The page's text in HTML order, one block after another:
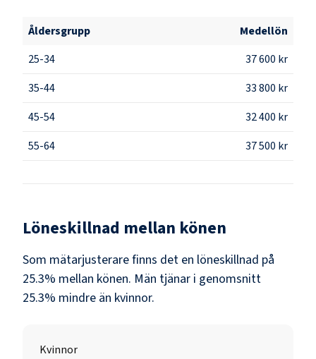
Åldersgrupp
Medellön
25-34
37 600 kr
35-44
33 800 kr
45-54
32 400 kr
55-64
37 500 kr
Löneskillnad mellan könen
Som mätarjusterarefinns det en löneskillnad på
25.3% mellan könen. Män tjänar i genomsnitt
25.3% mindre än kvinnor.
Kvinnor